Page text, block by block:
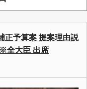
正予算案 提案理由説
全大臣 出席